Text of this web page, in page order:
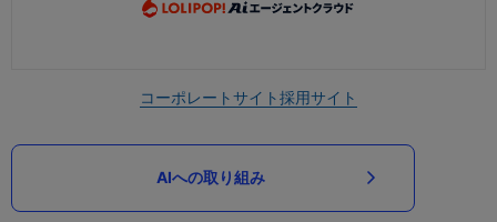
コーポレートサイト採用サイト
AIへの取り組み